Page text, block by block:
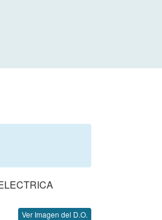
Ver Imagen del D.O.